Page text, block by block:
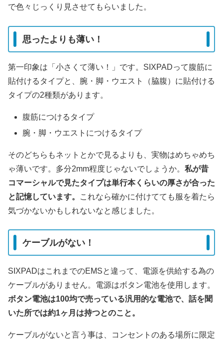
で色々じっくり見させてもらいました。
思ったよりも薄い！
第一印象は「小さくて薄い！」です。SIXPADって腹筋に
貼付けるタイプと、腕・脚・ウエスト（脇腹）に貼付ける
タイプの2種類があります。
腹筋につけるタイプ
腕・脚・ウエストにつけるタイプ
そのどちらもネットとかで見るよりも、実物はめちゃめち
ゃ薄いです。多分2mm程度じゃないでしょうか。 私が昔
コマーシャルで見たタイプは単行本くらいの厚さが合った
と記憶しています。
これなら確かに付けてても服を着たら
気づかないかもしれないなと感じました。
ケーブルがない！
SIXPADはこれまでのEMSと違って、電源を供給する為の
ケーブルがありません。電源はボタン電池を使用します。
ボタン電池は100均で売っている汎用的な電池で、話を聞
いた所では約1ヶ月は持つとのこと。
ケーブルがないと言う事は、コンセントのある場所に限定